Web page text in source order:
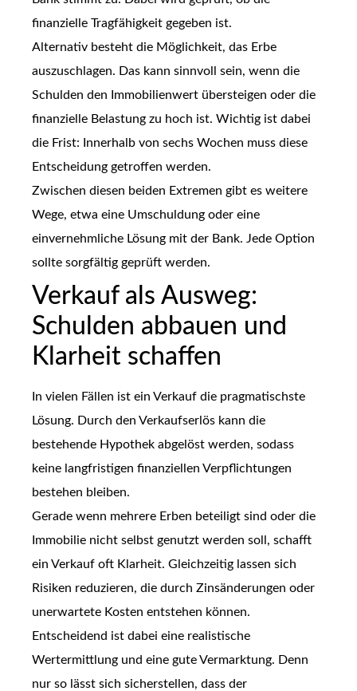
finanzielle Tragfähigkeit gegeben ist.
Alternativ besteht die Möglichkeit, das Erbe
auszuschlagen. Das kann sinnvoll sein, wenn die
Schulden den Immobilienwert übersteigen oder die
finanzielle Belastung zu hoch ist. Wichtig ist dabei
die Frist: Innerhalb von sechs Wochen muss diese
Entscheidung getroffen werden.
Zwischen diesen beiden Extremen gibt es weitere
Wege, etwa eine Umschuldung oder eine
einvernehmliche Lösung mit der Bank. Jede Option
sollte sorgfältig geprüft werden.
Verkauf als Ausweg:
Schulden abbauen und
Klarheit schaffen
In vielen Fällen ist ein Verkauf die pragmatischste
Lösung. Durch den Verkaufserlös kann die
bestehende Hypothek abgelöst werden, sodass
keine langfristigen finanziellen Verpflichtungen
bestehen bleiben.
Gerade wenn mehrere Erben beteiligt sind oder die
Immobilie nicht selbst genutzt werden soll, schafft
ein Verkauf oft Klarheit. Gleichzeitig lassen sich
Risiken reduzieren, die durch Zinsänderungen oder
unerwartete Kosten entstehen können.
Entscheidend ist dabei eine realistische
Wertermittlung und eine gute Vermarktung. Denn
nur so lässt sich sicherstellen, dass der